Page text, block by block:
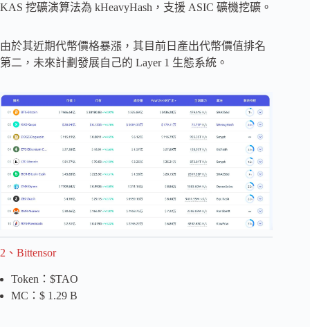
KAS 挖礦演算法為 kHeavyHash，支援 ASIC 礦機挖礦。
由於其近期代幣價格暴漲，其目前日產出代幣價值排名
第二，未來計劃發展自己的 Layer 1 生態系統。
2、Bittensor
Token：$TAO
MC：$ 1.29 B